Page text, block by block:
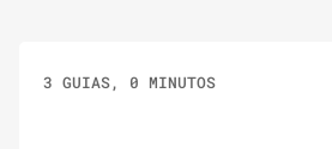
3 GUIAS, 0 MINUTOS